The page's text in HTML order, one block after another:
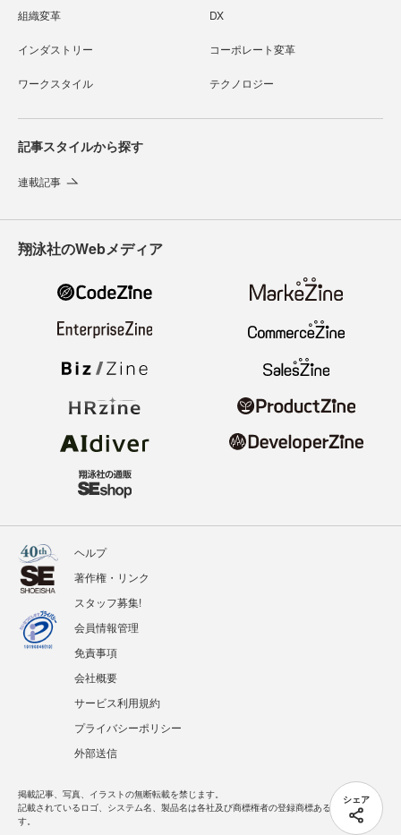
シェア
組織変革 DX
インダストリー コーポレート変革
ワークスタイル テクノロジー
記事スタイルから探す
連載記事
翔泳社のWebメディア
ヘルプ
著作権・リンク
スタッフ募集!
会員情報管理
免責事項
会社概要
サービス利用規約
プライバシーポリシー
外部送信
掲載記事、写真、イラストの無断転載を禁じます。
記載されているロゴ、システム名、製品名は各社及び商標権者の登録商標あるいは商標で
す。